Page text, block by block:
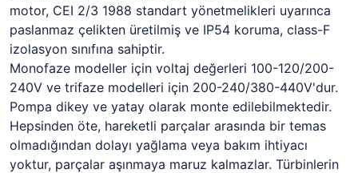
motor, CEI 2/3 1988 standart yönetmelikleri uyarınca
paslanmaz çelikten üretilmiş ve IP54 koruma, class-F
izolasyon sınıfına sahiptir.
Monofaze modeller için voltaj değerleri 100-120/200-
240V ve trifaze modelleri için 200-240/380-440V'dur.
Pompa dikey ve yatay olarak monte edilebilmektedir.
Hepsinden öte, hareketli parçalar arasında bir temas
olmadığından dolayı yağlama veya bakım ihtiyacı
yoktur, parçalar aşınmaya maruz kalmazlar. Türbinlerin